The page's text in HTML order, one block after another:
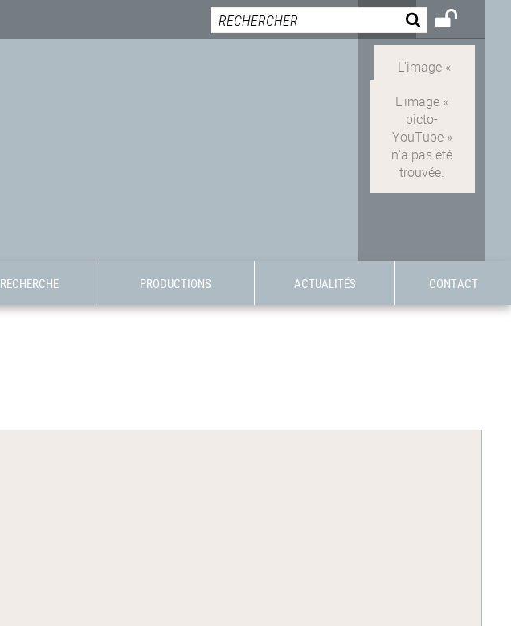
RECHERCHE PRODUCTIONS ACTUALITÉS CONTACT